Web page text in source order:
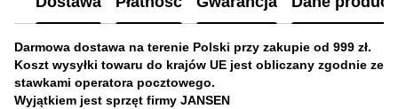
Darmowa dostawa na terenie Polski przy zakupie od 999 zł.
Koszt wysyłki towaru do krajów UE jest obliczany zgodnie ze
stawkami operatora pocztowego.
Wyjątkiem jest sprzęt firmy JANSEN